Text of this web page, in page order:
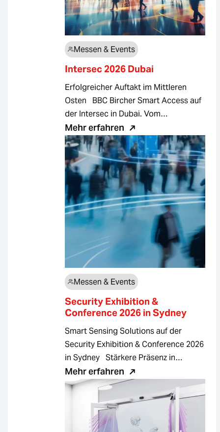
Messen & Events
Intersec 2026 Dubai
Erfolgreicher Auftakt im Mittleren
Osten BBC Bircher Smart Access auf
der Intersec in Dubai. Vom…
Mehr erfahren
Messen & Events
Security Exhibition &
Conference 2026 in Sydney
Smart Sensing Solutions auf der
Security Exhibition & Conference 2026
in Sydney Stärkere Präsenz in…
Mehr erfahren